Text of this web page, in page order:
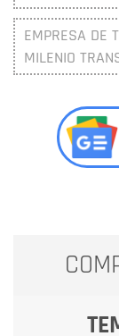
EMPRESA DE
MILENIO